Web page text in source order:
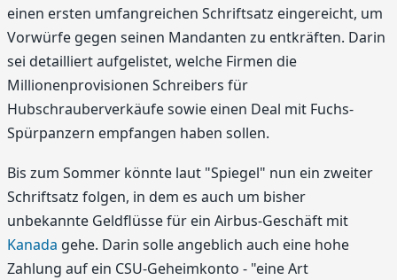
einen ersten umfangreichen Schriftsatz eingereicht, um
Vorwürfe gegen seinen Mandanten zu entkräften. Darin
sei detailliert aufgelistet, welche Firmen die
Millionenprovisionen Schreibers für
Hubschrauberverkäufe sowie einen Deal mit Fuchs-
Spürpanzern empfangen haben sollen.
Bis zum Sommer könnte laut "Spiegel" nun ein zweiter
Schriftsatz folgen, in dem es auch um bisher
unbekannte Geldflüsse für ein Airbus-Geschäft mit
Kanada gehe. Darin solle angeblich auch eine hohe
Zahlung auf ein CSU-Geheimkonto - "eine Art